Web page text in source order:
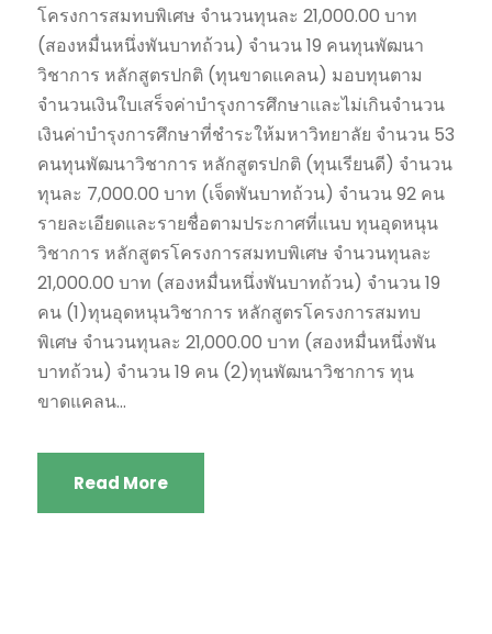
โครงการสมทบพิเศษ จำนวนทุนละ 21,000.00 บาท
(สองหมื่นหนึ่งพันบาทถ้วน) จำนวน 19 คนทุนพัฒนา
วิชาการ หลักสูตรปกติ (ทุนขาดแคลน) มอบทุนตาม
จำนวนเงินใบเสร็จค่าบำรุงการศึกษาและไม่เกินจำนวน
เงินค่าบำรุงการศึกษาที่ชำระให้มหาวิทยาลัย จำนวน 53
คนทุนพัฒนาวิชาการ หลักสูตรปกติ (ทุนเรียนดี) จำนวน
ทุนละ 7,000.00 บาท (เจ็ดพันบาทถ้วน) จำนวน 92 คน
รายละเอียดและรายชื่อตามประกาศที่แนบ ทุนอุดหนุน
วิชาการ หลักสูตรโครงการสมทบพิเศษ จำนวนทุนละ
21,000.00 บาท (สองหมื่นหนึ่งพันบาทถ้วน) จำนวน 19
คน (1)ทุนอุดหนุนวิชาการ หลักสูตรโครงการสมทบ
พิเศษ จำนวนทุนละ 21,000.00 บาท (สองหมื่นหนึ่งพัน
บาทถ้วน) จำนวน 19 คน (2)ทุนพัฒนาวิชาการ ทุน
ขาดแคลน...
Read More